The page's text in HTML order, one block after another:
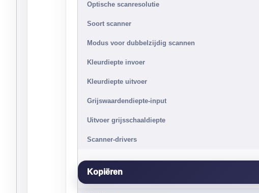
Optische scanresolutie
Soort scanner
Modus voor dubbelzijdig scannen
Kleurdiepte invoer
Kleurdiepte uitvoer
Grijswaardendiepte-input
Uitvoer grijsschaaldiepte
Scanner-drivers
Kopiëren